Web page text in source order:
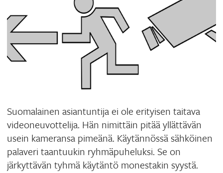
Suomalainen asiantuntija ei ole erityisen taitava
videoneuvottelija. Hän nimittäin pitää yllättävän
usein kameransa pimeänä. Käytännössä sähköinen
palaveri taantuukin ryhmäpuheluksi. Se on
järkyttävän tyhmä käytäntö monestakin syystä.